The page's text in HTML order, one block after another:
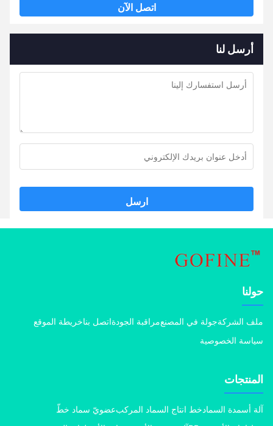
اتصل الآن
أرسل لنا
ارسل
الشركةجولة في المصنعمراقبة الجودةاتصل بناخريطة الموقع
الخصوصية
أسمدة السمادخط انتاج السماد المركبعضويّ سماد خطّ